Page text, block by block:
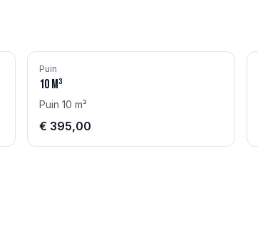
Puin
10m³
Puin 10 m³
€ 395,00